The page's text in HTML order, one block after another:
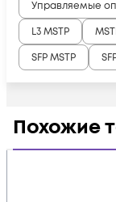
Управляемые
L3 MSTP
SFP MSTP
Похожие